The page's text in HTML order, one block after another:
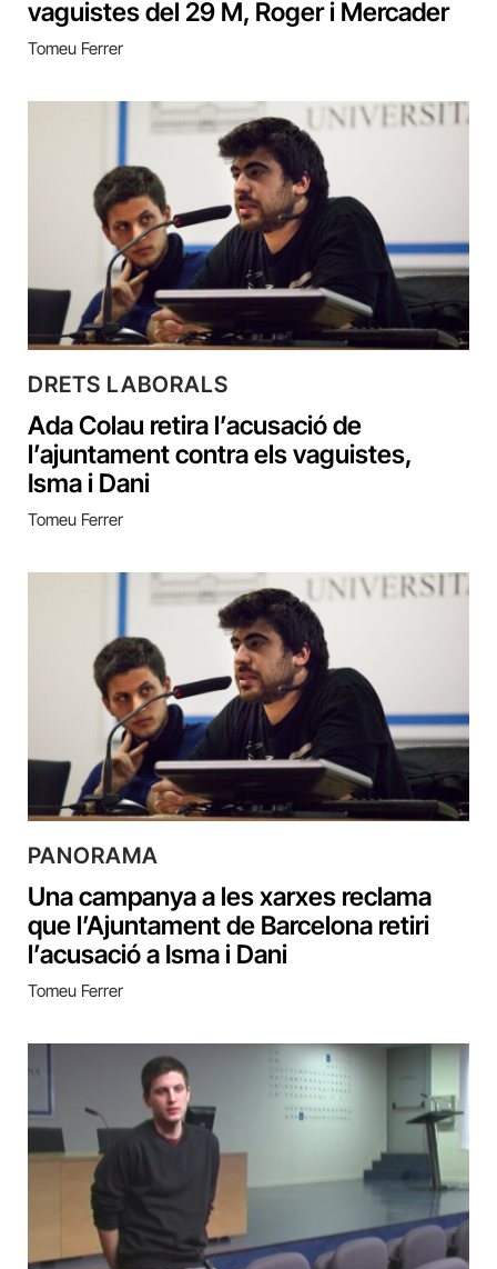
vaguistes del 29 M, Roger i Mercader
Tomeu Ferrer
DRETS LABORALS
Ada Colau retira l’acusació de
l’ajuntament contra els vaguistes,
Isma i Dani
Tomeu Ferrer
PANORAMA
Una campanya a les xarxes reclama
que l’Ajuntament de Barcelona retiri
l’acusació a Isma i Dani
Tomeu Ferrer